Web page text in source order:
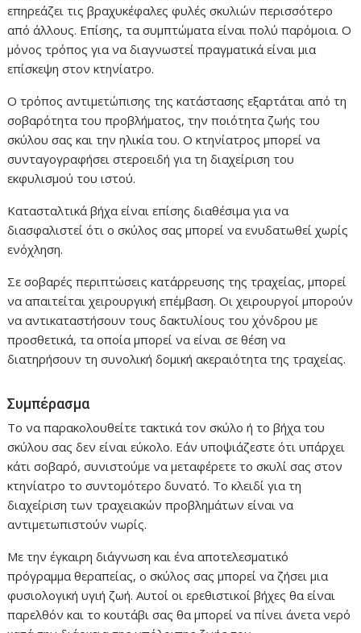
επηρεάζει τις βραχυκέφαλες φυλές σκυλιών περισσότερο
από άλλους. Επίσης, τα συμπτώματα είναι πολύ παρόμοια. Ο
μόνος τρόπος για να διαγνωστεί πραγματικά είναι μια
επίσκεψη στον κτηνίατρο.
Ο τρόπος αντιμετώπισης της κατάστασης εξαρτάται από τη
σοβαρότητα του προβλήματος, την ποιότητα ζωής του
σκύλου σας και την ηλικία του. Ο κτηνίατρος μπορεί να
συνταγογραφήσει στεροειδή για τη διαχείριση του
εκφυλισμού του ιστού.
Κατασταλτικά βήχα είναι επίσης διαθέσιμα για να
διασφαλιστεί ότι ο σκύλος σας μπορεί να ενυδατωθεί χωρίς
ενόχληση.
Σε σοβαρές περιπτώσεις κατάρρευσης της τραχείας, μπορεί
να απαιτείται χειρουργική επέμβαση. Οι χειρουργοί μπορούν
να αντικαταστήσουν τους δακτυλίους του χόνδρου με
προσθετικά, τα οποία μπορεί να είναι σε θέση να
διατηρήσουν τη συνολική δομική ακεραιότητα της τραχείας.
Συμπέρασμα
Το να παρακολουθείτε τακτικά τον σκύλο ή το βήχα του
σκύλου σας δεν είναι εύκολο. Εάν υποψιάζεστε ότι υπάρχει
κάτι σοβαρό, συνιστούμε να μεταφέρετε το σκυλί σας στον
κτηνίατρο το συντομότερο δυνατό. Το κλειδί για τη
διαχείριση των τραχειακών προβλημάτων είναι να
αντιμετωπιστούν νωρίς.
Με την έγκαιρη διάγνωση και ένα αποτελεσματικό
πρόγραμμα θεραπείας, ο σκύλος σας μπορεί να ζήσει μια
φυσιολογική υγιή ζωή. Αυτοί οι ερεθιστικοί βήχες θα είναι
παρελθόν και το κουτάβι σας θα μπορεί να πίνει άνετα νερό